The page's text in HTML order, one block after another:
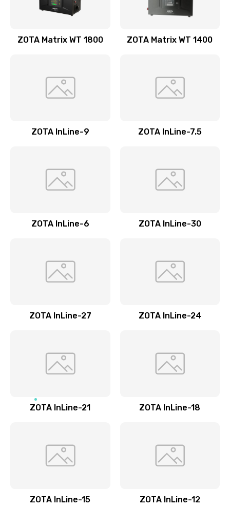
ZOTA Matrix WT 1800 ZOTA Matrix WT 1400
ZOTA InLine-9 ZOTA InLine-7.5
ZOTA InLine-6 ZOTA InLine-30
ZOTA InLine-27 ZOTA InLine-24
ZOTA InLine-21 ZOTA InLine-18
ZOTA InLine-15 ZOTA InLine-12